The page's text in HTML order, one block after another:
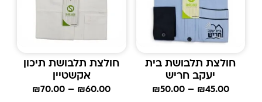
חולצת תלבושת בית
יעקב חריש
₪45.00
–
₪50.00
חולצת תלבושת תיכון
אקשטיין
₪60.00
–
₪70.00